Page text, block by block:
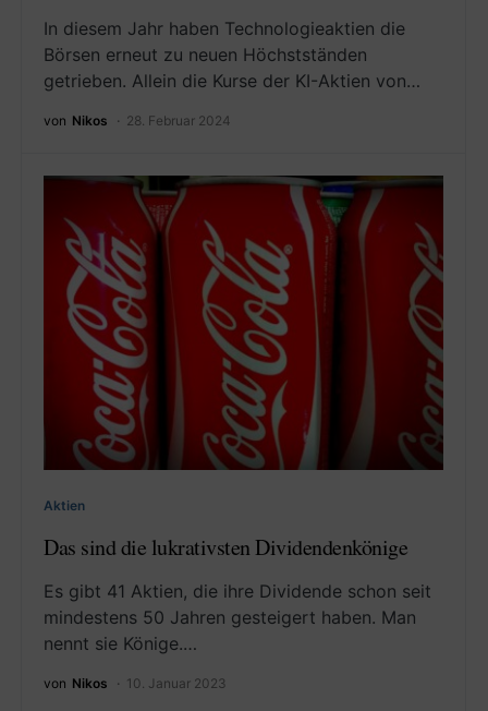
In diesem Jahr haben Technologieaktien die
Börsen erneut zu neuen Höchstständen
getrieben. Allein die Kurse der KI-Aktien von…
von Nikos 28. Februar 2024
Aktien
Das sind die lukrativsten Dividendenkönige
Es gibt 41 Aktien, die ihre Dividende schon seit
mindestens 50 Jahren gesteigert haben. Man
nennt sie Könige.…
von Nikos 10. Januar 2023